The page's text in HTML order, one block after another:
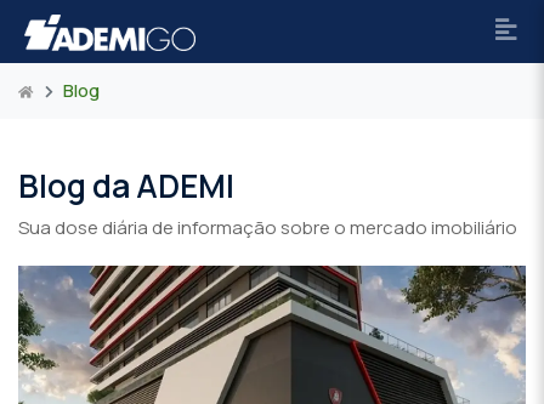
Blog
Blog da ADEMI
Sua dose diária de informação sobre o mercado imobiliário